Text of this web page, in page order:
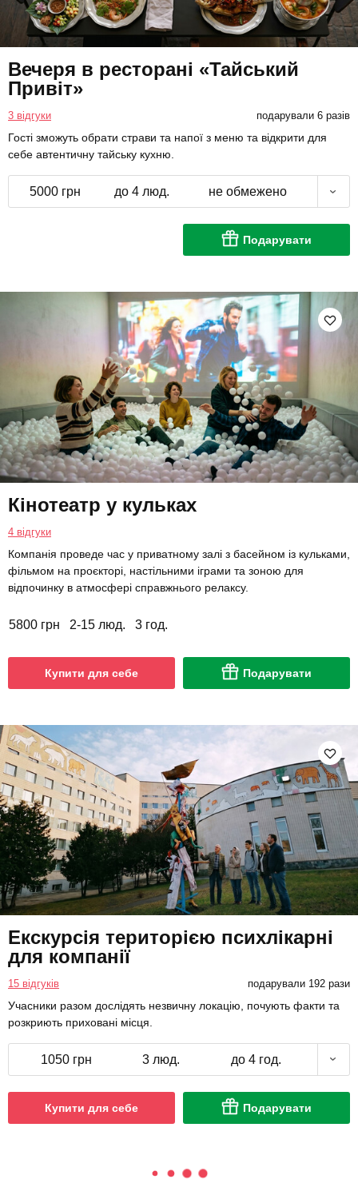
Вечеря в ресторані «Тайський
Привіт»
3 відгуки подарували 6 разів
Гості зможуть обрати страви та напої з меню та відкрити для
себе автентичну тайську кухню.
5000 грн до 4 люд. не обмежено
Подарувати
Кінотеатр у кульках
4 відгуки
Компанія проведе час у приватному залі з басейном із кульками,
фільмом на проєкторі, настільними іграми та зоною для
відпочинку в атмосфері справжнього релаксу.
5800 грн 2-15 люд. 3 год.
Купити для себе Подарувати
Екскурсія територією психлікарні
для компанії
15 відгуків подарували 192 рази
Учасники разом дослідять незвичну локацію, почують факти та
розкриють приховані місця.
1050 грн 3 люд. до 4 год.
Купити для себе Подарувати